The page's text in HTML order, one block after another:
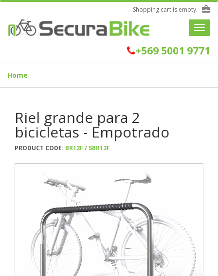
Shopping cart is empty.
Toggle
+569 5001 9771
Home
Riel grande para 2
bicicletas - Empotrado
PRODUCT CODE: BR12F / SBR12F